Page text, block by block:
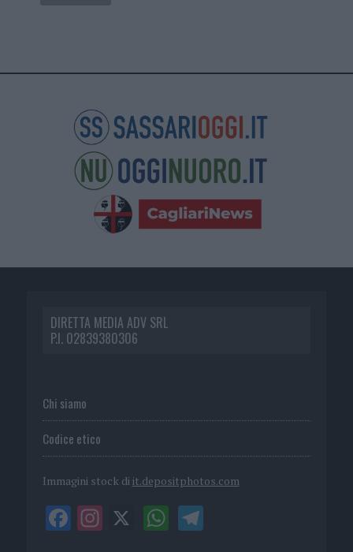
DIRETTA MEDIA ADV SRL
P.I. 02839380306
Chi siamo
Codice etico
Immagini stock di it.depositphotos.com